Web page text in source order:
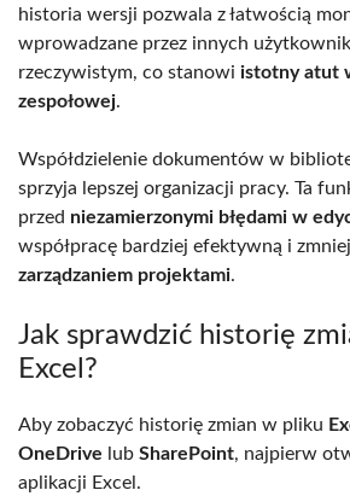
historia wersji pozwala z łatwością
wprowadzane przez innych
rzeczywistym, co stanowi istotny atut
zespołowej.
Współdzielenie dokumentów w
sprzyja lepszej organizacji pracy. Ta
przed niezamierzonymi błędami w
współpracę bardziej efektywną i
zarządzaniem projektami.
Jak sprawdzić historię
Excel?
Aby zobaczyć historię zmian w pliku
OneDrive lub SharePoint, najpierw
aplikacji Excel.